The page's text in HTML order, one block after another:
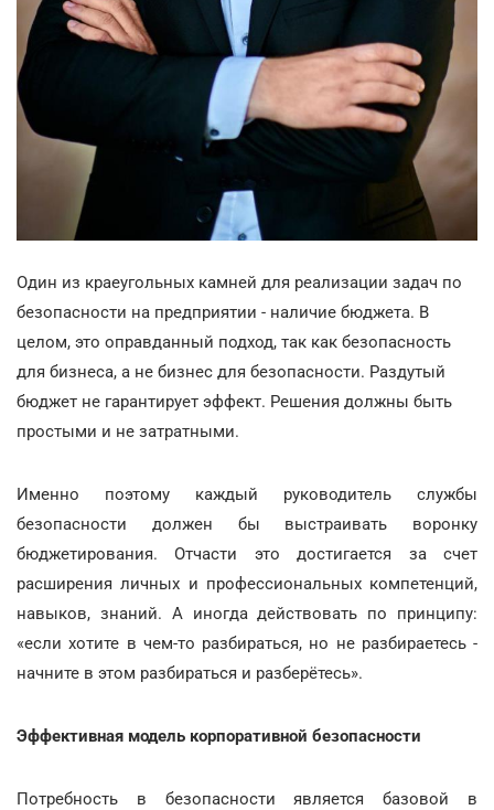
Один из краеугольных камней для реализации задач по
безопасности на предприятии - наличие бюджета. В
целом, это оправданный подход, так как безопасность
для бизнеса, а не бизнес для безопасности. Раздутый
бюджет не гарантирует эффект. Решения должны быть
простыми и не затратными.
Именно поэтому каждый руководитель службы
безопасности должен бы выстраивать воронку
бюджетирования. Отчасти это достигается за счет
расширения личных и профессиональных компетенций,
навыков, знаний. А иногда действовать по принципу:
«если хотите в чем-то разбираться, но не разбираетесь -
начните в этом разбираться и разберётесь».
Эффективная модель корпоративной безопасности
Потребность в безопасности является базовой в